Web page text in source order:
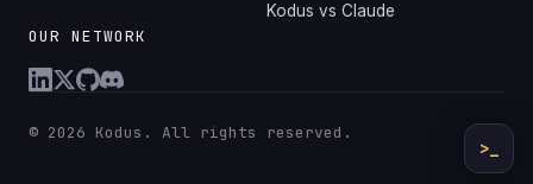
Kodus vs Claude
OUR NETWORK
© 2026 Kodus. All rights reserved.
>_